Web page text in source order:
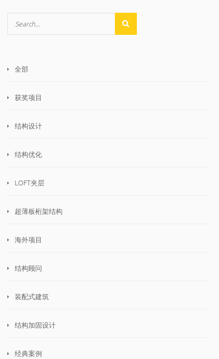
全部
获奖项目
结构设计
结构优化
LOFT夹层
超薄板桁架结构
海外项目
结构顾问
装配式建筑
结构加固设计
经典案例